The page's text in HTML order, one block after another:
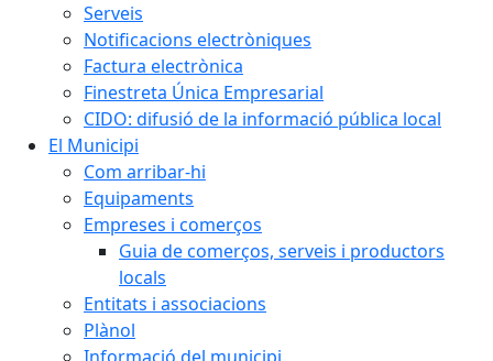
Serveis
Notificacions electròniques
Factura electrònica
Finestreta Única Empresarial
CIDO: difusió de la informació pública local
El Municipi
Com arribar-hi
Equipaments
Empreses i comerços
Guia de comerços, serveis i productors
locals
Entitats i associacions
Plànol